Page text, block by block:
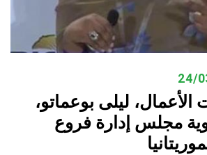
24/
ليلى بوعماتو،
مجلس إدارة فروع